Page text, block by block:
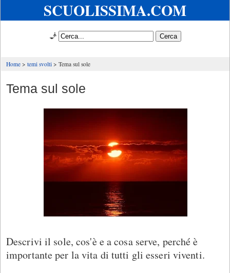
SCUOLISSIMA.COM
🧞
Home temi svolti Tema sul sole
Tema sul sole
Descrivi il sole, cos'è e a cosa serve, perché è
importante per la vita di tutti gli esseri viventi.